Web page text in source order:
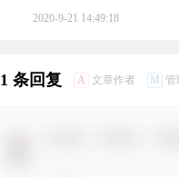
2020-9-21 14:49:18
1 条回复 A 文章作者 M 管